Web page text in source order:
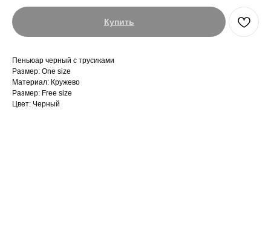
Купить
Пеньюар черный с трусиками
Размер: One size
Материал: Кружево
Размер: Free size
Цвет: Черный